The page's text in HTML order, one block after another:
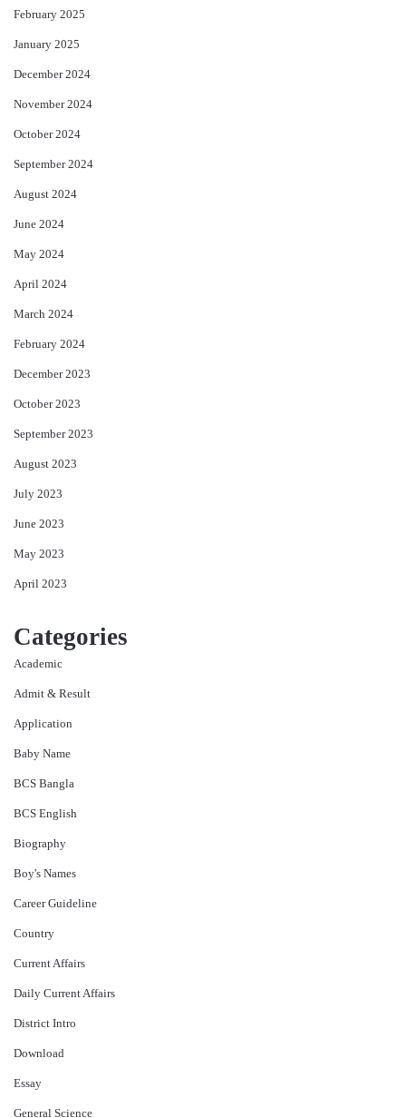
February 2025
January 2025
December 2024
November 2024
October 2024
September 2024
August 2024
June 2024
May 2024
April 2024
March 2024
February 2024
December 2023
October 2023
September 2023
August 2023
July 2023
June 2023
May 2023
April 2023
Categories
Academic
Admit & Result
Application
Baby Name
BCS Bangla
BCS English
Biography
Boy's Names
Career Guideline
Country
Current Affairs
Daily Current Affairs
District Intro
Download
Essay
General Science